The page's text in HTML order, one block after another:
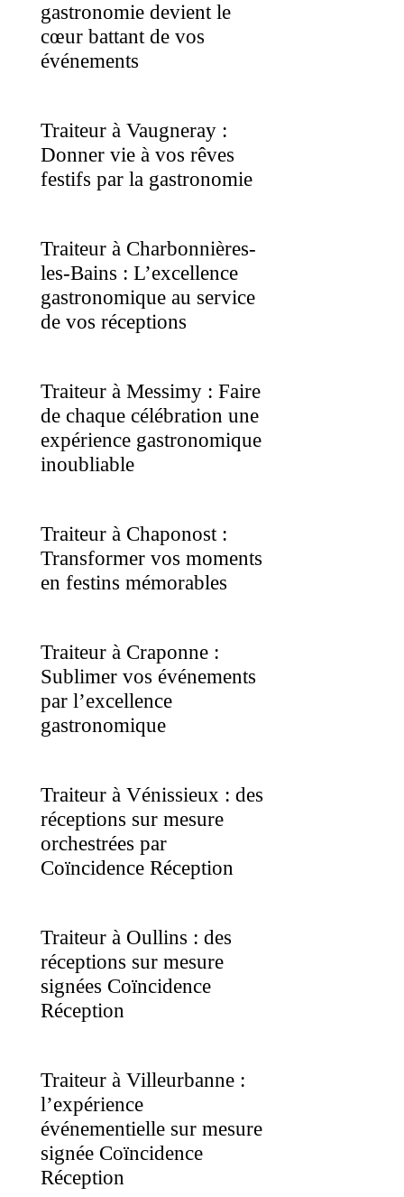
gastronomie devient le
cœur battant de vos
événements
Traiteur à Vaugneray :
Donner vie à vos rêves
festifs par la gastronomie
Traiteur à Charbonnières-
les-Bains : L’excellence
gastronomique au service
de vos réceptions
Traiteur à Messimy : Faire
de chaque célébration une
expérience gastronomique
inoubliable
Traiteur à Chaponost :
Transformer vos moments
en festins mémorables
Traiteur à Craponne :
Sublimer vos événements
par l’excellence
gastronomique
Traiteur à Vénissieux : des
réceptions sur mesure
orchestrées par
Coïncidence Réception
Traiteur à Oullins : des
réceptions sur mesure
signées Coïncidence
Réception
Traiteur à Villeurbanne :
l’expérience
événementielle sur mesure
signée Coïncidence
Réception